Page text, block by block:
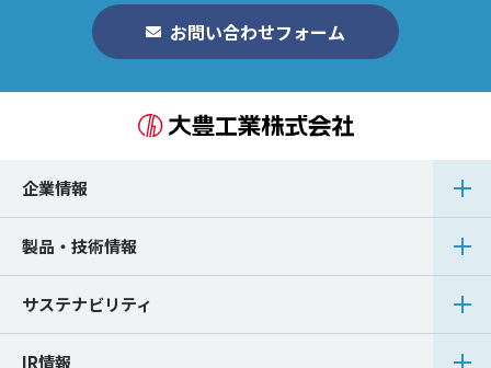
お問い合わせフォーム
企業情報
製品・技術情報
サステナビリティ
IR情報